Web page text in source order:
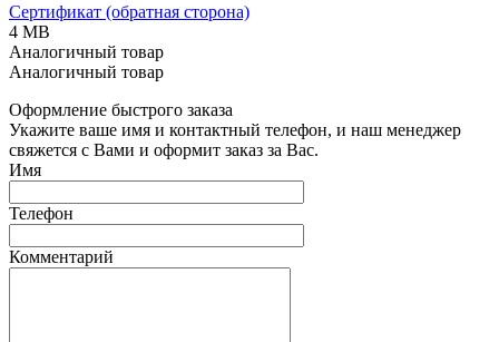
Сертификат (обратная сторона)
4 MB
Аналогичный товар
Аналогичный товар
Оформление быстрого заказа
Укажите ваше имя и контактный телефон, и наш менеджер
свяжется с Вами и оформит заказ за Вас.
Имя
Телефон
Комментарий